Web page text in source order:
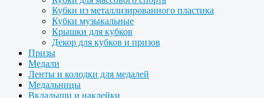
Кубки из металлизированного пластика
Кубки музыкальные
Крышки для кубков
Декор для кубков и призов
Призы
Медали
Ленты и колодки для медалей
Медальницы
Вкладыши и наклейки